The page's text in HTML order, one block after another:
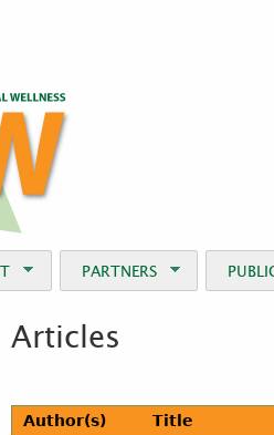
Articles
Author(s)
Title
PARTNERS